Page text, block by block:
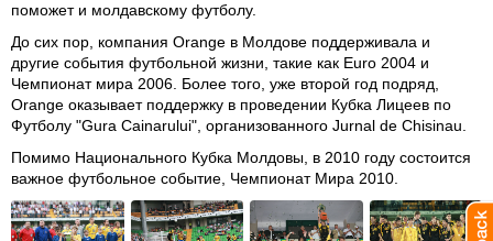
поможет и молдавскому футболу.
До сих пор, компания Orange в Молдове поддерживала и
другие события футбольной жизни, такие как Euro 2004 и
Чемпионат мира 2006. Более того, уже второй год подряд,
Orange оказывает поддержку в проведении Кубка Лицеев по
Футболу "Gura Cainarului", организованного Jurnal de Chisinau.
Помимо Национального Кубка Молдовы, в 2010 году состоится
важное футбольное событие, Чемпионат Мира 2010.